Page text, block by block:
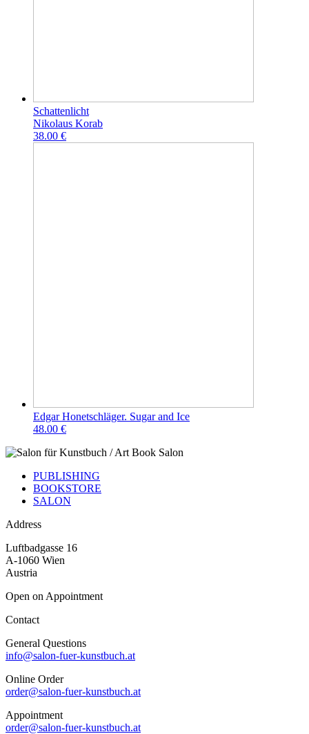
Schattenlicht
Nikolaus Korab
38.00 €
Edgar Honetschläger. Sugar and Ice
48.00 €
PUBLISHING
BOOKSTORE
SALON
Address
Luftbadgasse 16
A-1060 Wien
Austria
Open on Appointment
Contact
General Questions
info@salon-fuer-kunstbuch.at
Online Order
order@salon-fuer-kunstbuch.at
Appointment
order@salon-fuer-kunstbuch.at